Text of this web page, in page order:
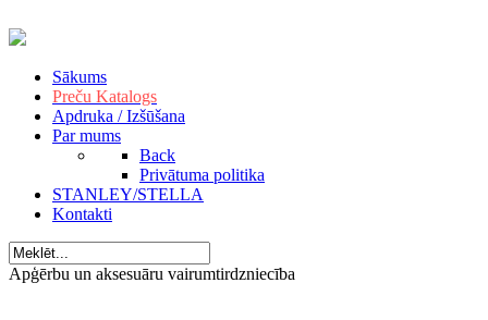
Sākums
Preču Katalogs
Apdruka / Izšūšana
Par mums
Back
Privātuma politika
STANLEY/STELLA
Kontakti
Apģērbu un aksesuāru vairumtirdzniecība